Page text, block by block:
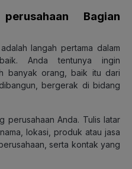
Bagian
langah pertama dalam
Anda tentunya ingin
banyak orang, baik itu dari
bergerak di bidang
perusahaan Anda. Tulis latar
lokasi, produk atau jasa
serta kontak yang